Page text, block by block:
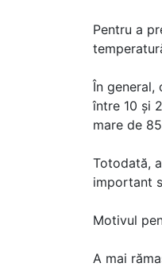
Pentru a
În general,
între 10 și
mare de
Totodată,
important
Motivul
A mai